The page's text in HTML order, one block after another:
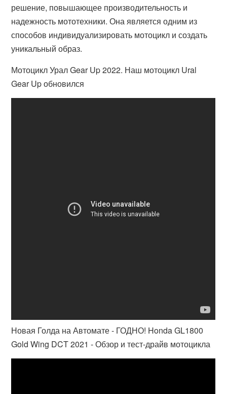
решение, повышающее производительность и
надежность мототехники. Она является одним из
способов индивидуализировать мотоцикл и создать
уникальный образ.
Мотоцикл Урал Gear Up 2022. Наш мотоцикл Ural
Gear Up обновился
Новая Голда на Автомате - ГОДНО! Honda GL1800
Gold Wing DCT 2021 - Обзор и тест-драйв мотоцикла